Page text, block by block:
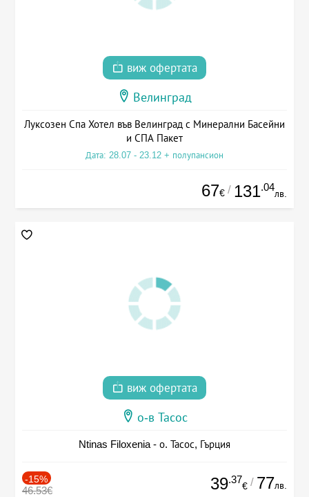
виж офертата
Велинград
Луксозен Спа Хотел във Велинград с Минерални Басейни
и СПА Пакет
Дата: 28.07 - 23.12 + полупансион
67€ / 131.04
лв.
виж офертата
о-в Тасос
Ntinas Filoxenia - о. Тасос, Гърция
-15%
46.53€ 39.37
€ / 77лв.